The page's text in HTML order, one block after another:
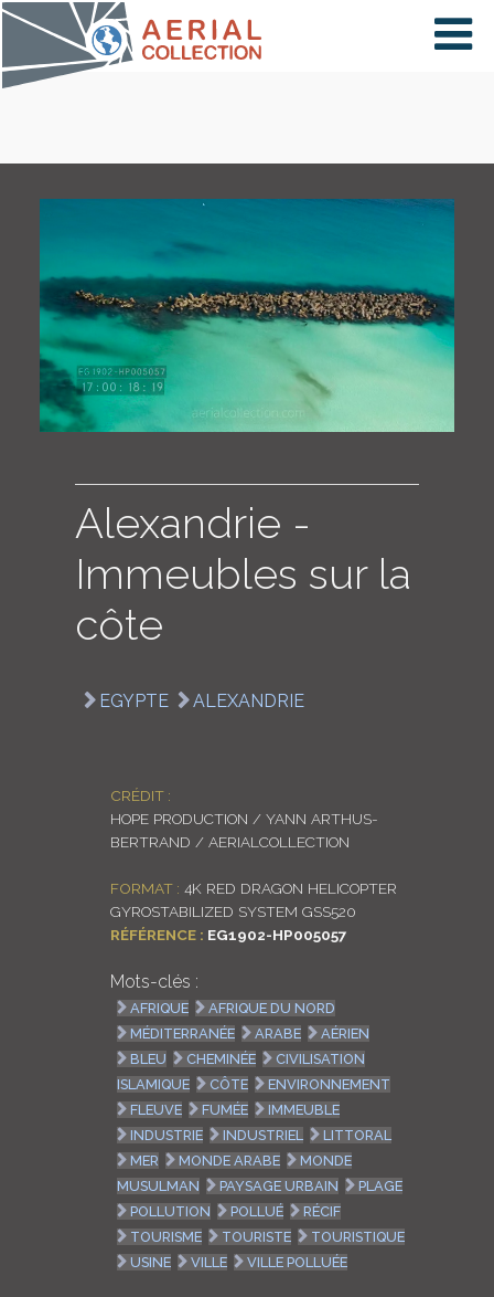
×
CARTE
COLLECTIONS
ENGLISH
Alexandrie -
Immeubles sur la
côte
EGYPTE ALEXANDRIE
CRÉDIT :
HOPE PRODUCTION / YANN ARTHUS-
BERTRAND / AERIALCOLLECTION
FORMAT : 4K RED DRAGON HELICOPTER
GYROSTABILIZED SYSTEM GSS520
RÉFÉRENCE : EG1902-HP005057
Mots-clés :
AFRIQUE
AFRIQUE DU NORD
MÉDITERRANÉE
ARABE
AÉRIEN
BLEU
CHEMINÉE
CIVILISATION
ISLAMIQUE
CÔTE
ENVIRONNEMENT
FLEUVE
FUMÉE
IMMEUBLE
INDUSTRIE
INDUSTRIEL
LITTORAL
MER
MONDE ARABE
MONDE
MUSULMAN
PAYSAGE URBAIN
PLAGE
POLLUTION
POLLUÉ
RÉCIF
TOURISME
TOURISTE
TOURISTIQUE
USINE
VILLE VILLE POLLUÉE